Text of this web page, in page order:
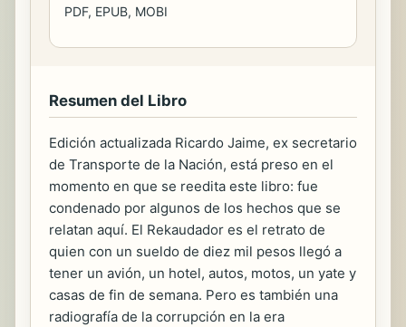
PDF, EPUB, MOBI
Resumen del Libro
Edición actualizada Ricardo Jaime, ex secretario
de Transporte de la Nación, está preso en el
momento en que se reedita este libro: fue
condenado por algunos de los hechos que se
relatan aquí. El Rekaudador es el retrato de
quien con un sueldo de diez mil pesos llegó a
tener un avión, un hotel, autos, motos, un yate y
casas de fin de semana. Pero es también una
radiografía de la corrupción en la era